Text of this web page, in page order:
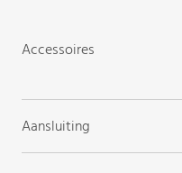
Accessoires
Aansluiting